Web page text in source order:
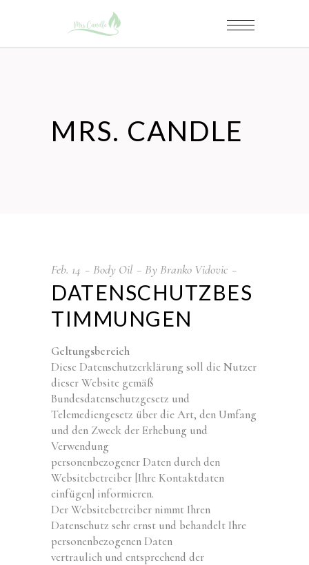
MRS. CANDLE
Feb. 14 Body Oil By Branko Vidovic
DATENSCHUTZBES
TIMMUNGEN
Geltungsbereich
Diese Datenschutzerklärung soll die Nutzer
dieser Website gemäß
Bundesdatenschutzgesetz und
Telemediengesetz über die Art, den Umfang
und den Zweck der Erhebung und
Verwendung
personenbezogener Daten durch den
Websitebetreiber [Ihre Kontaktdaten
einfügen] informieren.
Der Websitebetreiber nimmt Ihren
Datenschutz sehr ernst und behandelt Ihre
personenbezogenen Daten
vertraulich und entsprechend der